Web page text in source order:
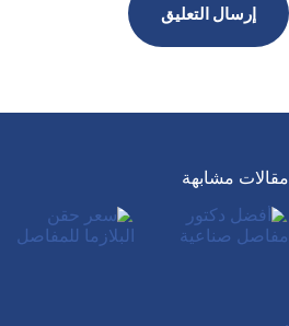
إرسال التعليق
مقالات مشابهة